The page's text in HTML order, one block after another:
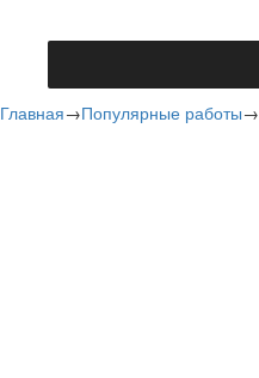
Главная→Популярные работы→